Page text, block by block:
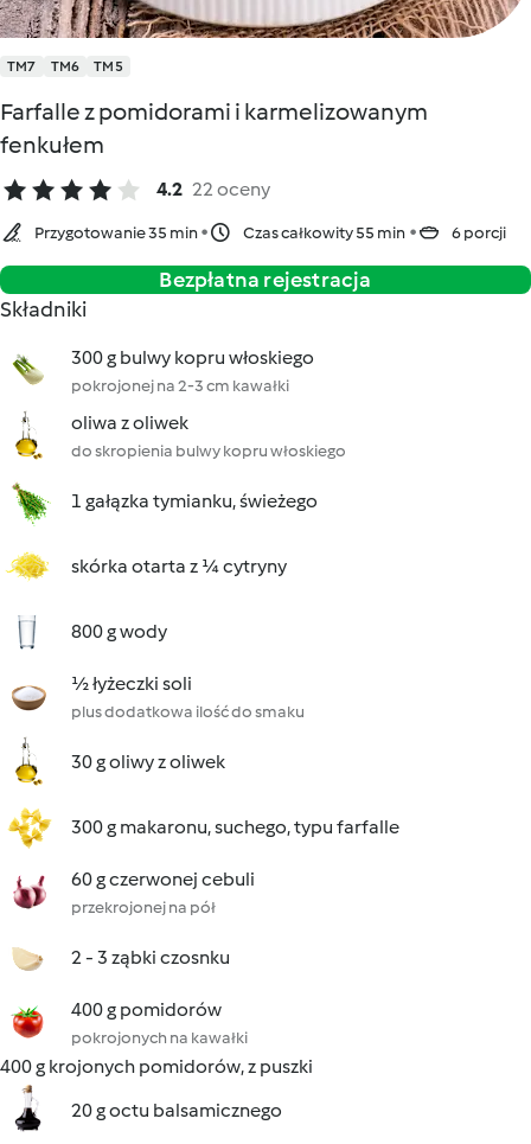
TM7 TM6 TM5
Farfalle z pomidorami i karmelizowanym
fenkułem
4.2 22 oceny
Przygotowanie 35 min Czas całkowity 55 min 6 porcji
Bezpłatna rejestracja
Składniki
300 g bulwy kopru włoskiego
pokrojonej na 2-3 cm kawałki
oliwa z oliwek
do skropienia bulwy kopru włoskiego
1 gałązka tymianku, świeżego
skórka otarta z ¼ cytryny
800 g wody
½ łyżeczki soli
plus dodatkowa ilość do smaku
30 g oliwy z oliwek
300 g makaronu, suchego, typu farfalle
60 g czerwonej cebuli
przekrojonej na pół
2 - 3 ząbki czosnku
400 g pomidorów
pokrojonych na kawałki
400 g krojonych pomidorów, z puszki
20 g octu balsamicznego